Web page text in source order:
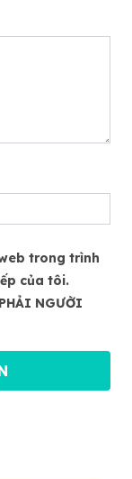
trong trình
của tôi.
NGƯỜI